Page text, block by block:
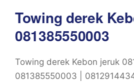
Towing derek
081385550003
Towing derek Kebon jeruk
081385550003 |